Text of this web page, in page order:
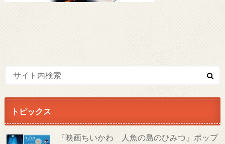
トピックス
『映画ちいかわ 人魚の島のひみつ』ポップ